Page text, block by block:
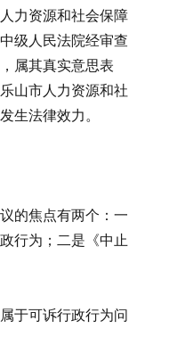
力资源和社会保障
级人民法院经审查
属其真实意思表
山市人力资源和社
生法律效力。
的焦点有两个：一
行为；二是《中止
于可诉行政行为问